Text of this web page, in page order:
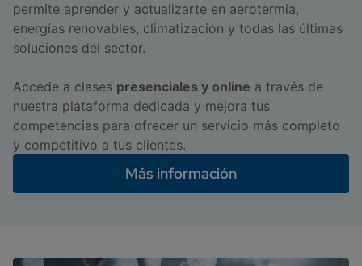
permite aprender y actualizarte en aerotermia,
energías renovables, climatización y todas las últimas
soluciones del sector.
Accede a clases presenciales y online a través de
nuestra plataforma dedicada y mejora tus
competencias para ofrecer un servicio más completo
y competitivo a tus clientes.
Más información